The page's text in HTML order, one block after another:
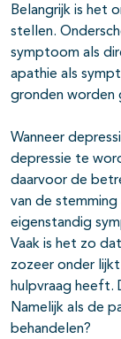
Belangrijk is het
stellen.
symptoom als
apathie als
gronden worden
Wanneer
depressie te
daarvoor de
van de
eigenstandig
Vaak is het zo
zozeer onder
hulpvraag heeft.
Namelijk als de
behandelen?